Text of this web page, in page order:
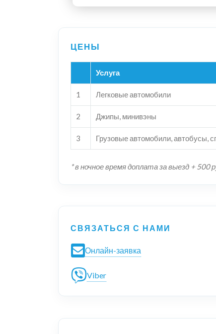
Услуга
1 Легковые автомобили
2 Джипы, минивэны
3 Грузовые автомобили, автобусы,
* в ночное время доплата за выезд + 500
СВЯЗАТЬСЯ С НАМИ
Онлайн-заявка
Viber